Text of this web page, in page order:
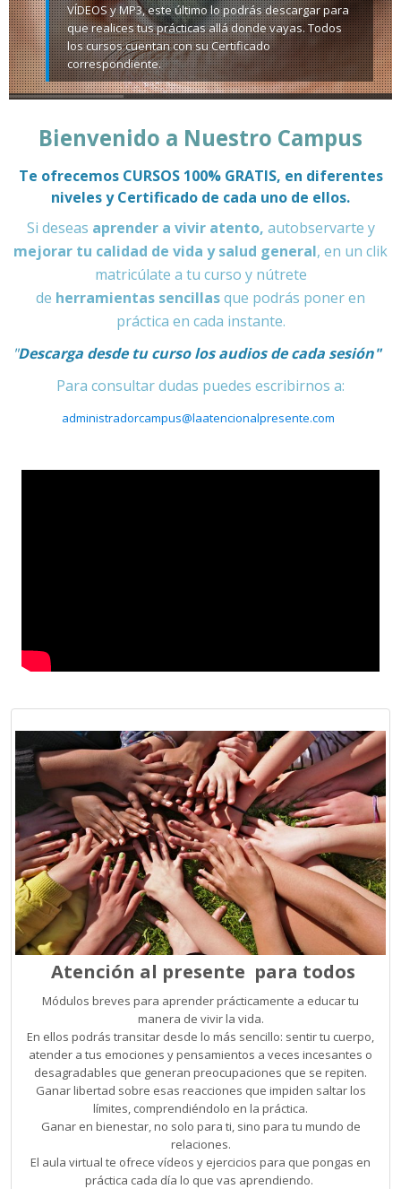
VÍDEOS y MP3, este último lo podrás descargar para
que realices tus prácticas allá donde vayas. Todos
los cursos cuentan con su Certificado
correspondiente.
Bienvenido a Nuestro Campus
Te ofrecemos CURSOS 100% GRATIS, en diferentes
niveles y Certificado de cada uno de ellos.
Si deseas aprender a vivir atento, autobservarte y
mejorar tu calidad de vida y salud general, en un clik
matricúlate a tu curso y nútrete
de herramientas sencillasque podrás poner en
práctica en cada instante.
"Descarga desde tu curso los audios de cada sesión"
Para consultar dudas puedes escribirnos a:
administradorcampus@laatencionalpresente.com
Atención al presente para todos
Módulos breves para aprender prácticamente a educar tu
manera de vivir la vida.
En ellos podrás transitar desde lo más sencillo: sentir tu cuerpo,
atender a tus emociones y pensamientos a veces incesantes o
desagradables que generan preocupaciones que se repiten.
Ganar libertad sobre esas reacciones que impiden saltar los
límites, comprendiéndolo en la práctica.
Ganar en bienestar, no solo para ti, sino para tu mundo de
relaciones.
El aula virtual te ofrece vídeos y ejercicios para que pongas en
práctica cada día lo que vas aprendiendo.